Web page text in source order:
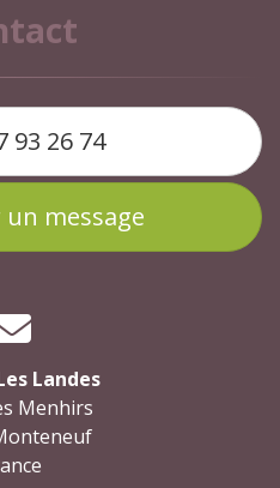
93 26 74
message
Landes
Menhirs